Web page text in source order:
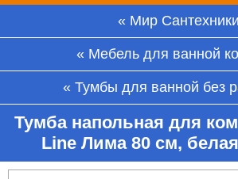
Мир Сантехники
Мебель для ванной
Тумбы для ванной без
Тумба напольная для
Line Лима 80 см,